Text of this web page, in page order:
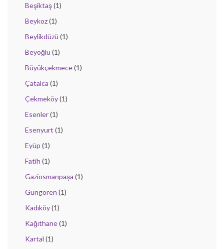
Beşiktaş(1)
Beykoz(1)
Beylikdüzü (1)
Beyoğlu (1)
Büyükçekmece(1)
Çatalca (1)
Çekmeköy(1)
Esenler(1)
Esenyurt (1)
Eyüp (1)
Fatih (1)
Gaziosmanpaşa (1)
Güngören (1)
Kadıköy(1)
Kağıthane(1)
Kartal (1)